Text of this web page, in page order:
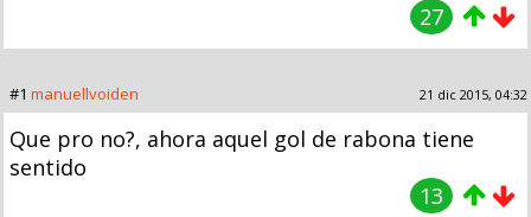
27
#1 manuellvoiden 21 dic 2015, 04:32
Que pro no?, ahora aquel gol de rabona tiene
sentido
13